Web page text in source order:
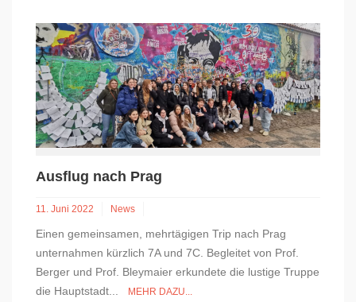
Ausflug nach Prag
11. Juni 2022 News
Einen gemeinsamen, mehrtägigen Trip nach Prag
unternahmen kürzlich 7A und 7C. Begleitet von Prof.
Berger und Prof. Bleymaier erkundete die lustige Truppe
die Hauptstadt...
MEHR DAZU...